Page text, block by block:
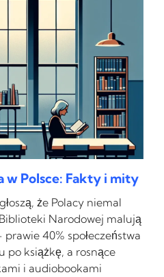
Polsce: Fakty i mity
że Polacy niemal
Narodowej malują
40% społeczeństwa
po książkę, a rosnące
i audiobookami